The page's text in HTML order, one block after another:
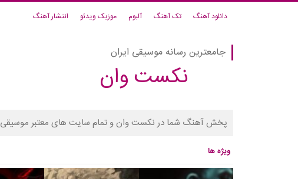
دانلود آهنگ تک آهنگ آلبوم موزیک ویدئو انتشار آهنگ
جامعترین رسانه موسیقی ایران
نکست وان
پخش آهنگ شما در نکست وان و تمام سایت های معتبر موسیقی
ویژه ها